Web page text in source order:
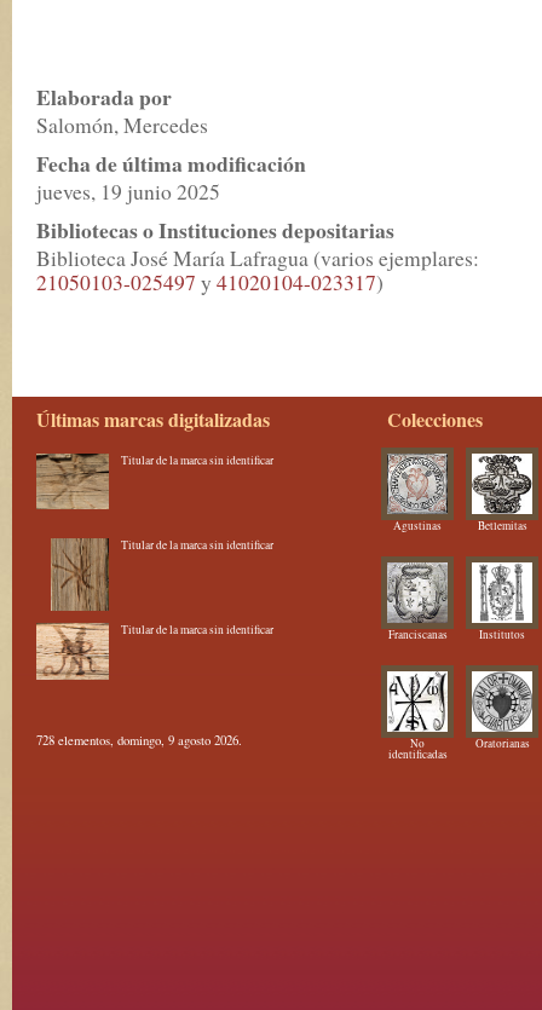
Elaborada por
Salomón, Mercedes
Fecha de última modificación
jueves, 19 junio 2025
Bibliotecas o Instituciones depositarias
Biblioteca José María Lafragua (varios ejemplares:
21050103-025497 y 41020104-023317)
Últimas marcas digitalizadas
Titular de la marca sin identificar
Titular de la marca sin identificar
Titular de la marca sin identificar
728 elementos, domingo, 9 agosto 2026.
Colecciones
Agustinas Betlemitas
Franciscanas Institutos
No
identificadas
Oratorianas